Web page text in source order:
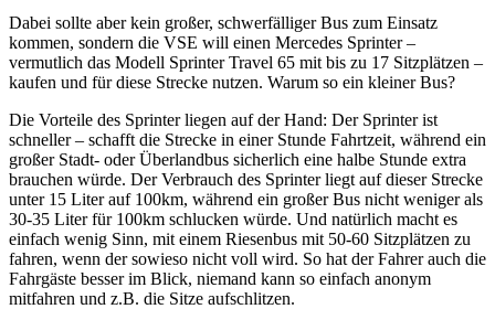
Dabei sollte aber kein großer, schwerfälliger Bus zum Einsatz
kommen, sondern die VSE will einen Mercedes Sprinter –
vermutlich das Modell Sprinter Travel 65 mit bis zu 17 Sitzplätzen –
kaufen und für diese Strecke nutzen. Warum so ein kleiner Bus?
Die Vorteile des Sprinter liegen auf der Hand: Der Sprinter ist
schneller – schafft die Strecke in einer Stunde Fahrtzeit, während ein
großer Stadt- oder Überlandbus sicherlich eine halbe Stunde extra
brauchen würde. Der Verbrauch des Sprinter liegt auf dieser Strecke
unter 15 Liter auf 100km, während ein großer Bus nicht weniger als
30-35 Liter für 100km schlucken würde. Und natürlich macht es
einfach wenig Sinn, mit einem Riesenbus mit 50-60 Sitzplätzen zu
fahren, wenn der sowieso nicht voll wird. So hat der Fahrer auch die
Fahrgäste besser im Blick, niemand kann so einfach anonym
mitfahren und z.B. die Sitze aufschlitzen.